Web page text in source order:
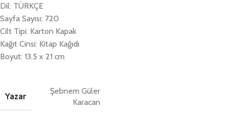
Dil: TÜRKÇE
Sayfa Sayısı: 720
Cilt Tipi: Karton Kapak
Kağıt Cinsi: Kitap Kağıdı
Boyut: 13.5 x 21 cm
Yazar
Şebnem Güler
Karacan